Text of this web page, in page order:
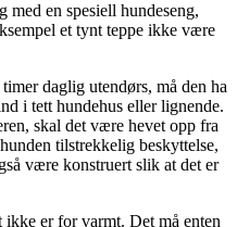
en spesiell hundeseng,
et tynt teppe ikke være
daglig utendørs, må den ha
i tett hundehus eller lignende.
skal det være hevet opp fra
tilstrekkelig beskyttelse,
være konstruert slik at det er
er for varmt. Det må enten